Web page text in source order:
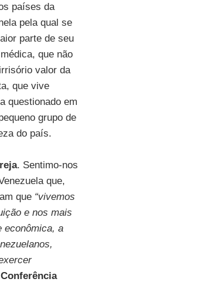
países da
pela qual se
parte de seu
que não
valor da
que vive
questionado em
grupo de
do país.
. Sentimo-nos
que,
que“vivemos
e nos mais
econômica, a